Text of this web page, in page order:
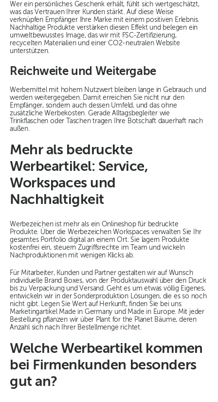
Wer ein persönliches Geschenk erhält, fühlt sich wertgeschätzt,
was das Vertrauen Ihrer Kunden stärkt. Auf diese Weise
verknüpfen Empfänger Ihre Marke mit einem positiven Erlebnis.
Nachhaltige Produkte verstärken diesen Effekt und belegen ein
umweltbewusstes Image, das wir mit FSC-Zertifizierung,
recycelten Materialien und einer CO2-neutralen Website
unterstützen.
Reichweite und Weitergabe
Werbemittel mit hohem Nutzwert bleiben lange in Gebrauch und
werden weitergegeben. Damit erreichen Sie nicht nur den
Empfänger, sondern auch dessen Umfeld, und das ohne
zusätzliche Werbekosten. Gerade Alltagsbegleiter wie
Trinkflaschen oder Taschen tragen Ihre Botschaft dauerhaft nach
außen.
Mehr als bedruckte
Werbeartikel: Service,
Workspaces und
Nachhaltigkeit
Werbezeichen ist mehr als ein Onlineshop für bedruckte
Produkte. Über die Werbezeichen Workspaces verwalten Sie Ihr
gesamtes Portfolio digital an einem Ort. Sie lagern Produkte
kostenfrei ein, steuern Zugriffsrechte im Team und wickeln
Nachproduktionen mit wenigen Klicks ab.
Für Mitarbeiter, Kunden und Partner gestalten wir auf Wunsch
individuelle Brand Boxes, von der Produktauswahl über den Druck
bis zu Verpackung und Versand. Geht es um etwas völlig Eigenes,
entwickeln wir in der Sonderproduktion Lösungen, die es so noch
nicht gibt. Legen Sie Wert auf Herkunft, finden Sie bei uns
Marketingartikel Made in Germany und Made in Europe. Mit jeder
Bestellung pflanzen wir über Plant for the Planet Bäume, deren
Anzahl sich nach Ihrer Bestellmenge richtet.
Welche Werbeartikel kommen
bei Firmenkunden besonders
gut an?